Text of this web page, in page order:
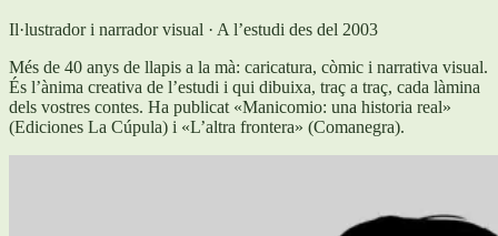
Il·lustrador i narrador visual · A l’estudi des del 2003
Més de 40 anys de llapis a la mà: caricatura, còmic i narrativa visual.
És l’ànima creativa de l’estudi i qui dibuixa, traç a traç, cada làmina
dels vostres contes. Ha publicat «Manicomio: una historia real»
(Ediciones La Cúpula) i «L’altra frontera» (Comanegra).